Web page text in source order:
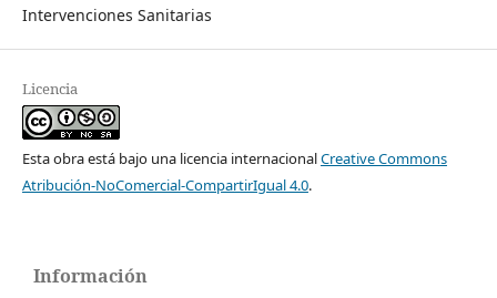
Intervenciones Sanitarias
Licencia
Esta obra está bajo una licencia internacionalCreative Commons
Atribución-NoComercial-CompartirIgual 4.0.
Información